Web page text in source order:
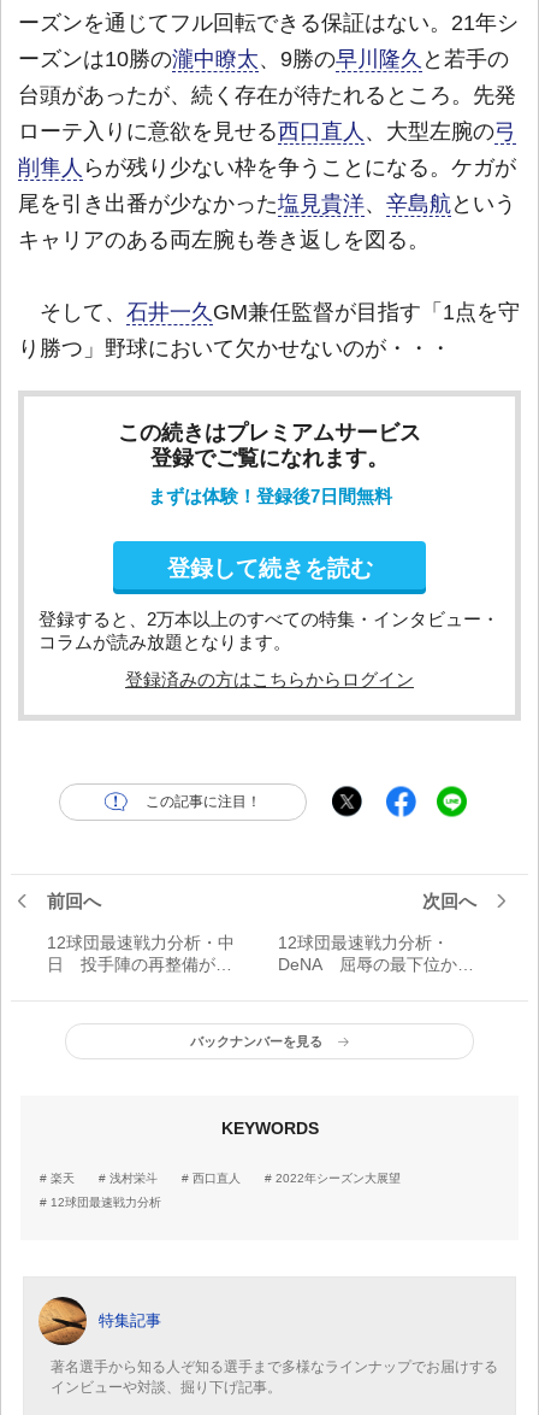
ーズンを通じてフル回転できる保証はない。21年シ
ーズンは10勝の瀧中瞭太、9勝の早川隆久 と若手の
台頭があったが、続く存在が待たれるところ。先発
ローテ入りに意欲を見せる西口直人 、大型左腕の弓
削隼人 らが残り少ない枠を争うことになる。ケガが
尾を引き出番が少なかった塩見貴洋、 辛島航 という
キャリアのある両左腕も巻き返しを図る。
そして、 石井一久 GM兼任監督が目指す「1点を守
り勝つ」野球において欠かせないのが・・・
この続きはプレミアムサービス
登録でご覧になれます。
まずは体験！登録後7日間無料
登録して続きを読む
登録すると、2万本以上のすべての特集・インタビュー・
コラムが読み放題となります。
登録済みの方はこちらからログイン
この記事に注目！
前回へ
12球団最速戦力分析・中
日 投手陣の再整備が最
球は？
次回へ
12球団最速戦力分析・
DeNA 屈辱の最下位から
が功を奏すか
バックナンバーを見る
KEYWORDS
楽天 浅村栄斗 西口直人
2022年シーズン大展望
12球団最速戦力分析
特集記事
著名選手から知る人ぞ知る選手まで多様なラインナップでお届けする
インビューや対談、掘り下げ記事。